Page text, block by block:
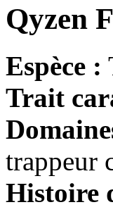
Qyzen
Espèce :
Trait
trappeur
Histoire